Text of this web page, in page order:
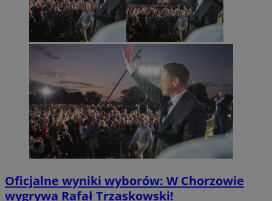
Oficjalne wyniki wyborów: W Chorzowie
wygrywa Rafał Trzaskowski!